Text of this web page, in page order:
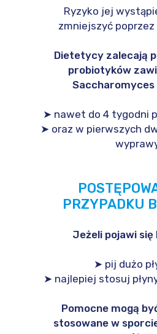
Ryzyko jej
zmniejszyć
Dietetycy zalecają
probiotyków
Saccharomyces
➤ nawet do 4 tygodni
➤ oraz w pierwszych
PRZYPADKU
Jeżeli pojawi się
➤ pij dużo
➤ najlepiej stosuj
Pomocne mogą
stosowane w